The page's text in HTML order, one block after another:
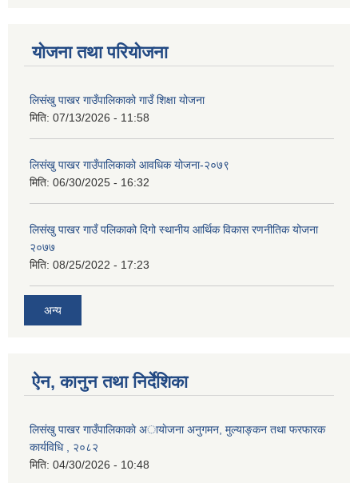
योजना तथा परियोजना
लिसंखु पाखर गाउँपालिकाको गाउँ शिक्षा योजना
मिति: 07/13/2026 - 11:58
लिसंखु पाखर गाउँपालिकाको आवधिक योजना-२०७९
मिति: 06/30/2025 - 16:32
लिसंखु पाखर गाउँ पलिकाको दिगो स्थानीय आर्थिक विकास रणनीतिक योजना
२०७७
मिति: 08/25/2022 - 17:23
अन्य
ऐन, कानुन तथा निर्देशिका
लिसंखु पाखर गाउँपालिकाकाे अायाेजना अनुगमन, मुल्याङ्कन तथा फरफारक
कार्यविधि , २०८२
मिति: 04/30/2026 - 10:48